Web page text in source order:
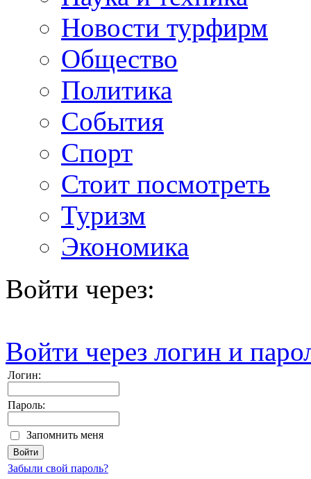
Новости турфирм
Общество
Политика
События
Спорт
Стоит посмотреть
Туризм
Экономика
Войти через:
Войти через логин и
Логин:
Пароль:
Запомнить меня
Забыли свой пароль?